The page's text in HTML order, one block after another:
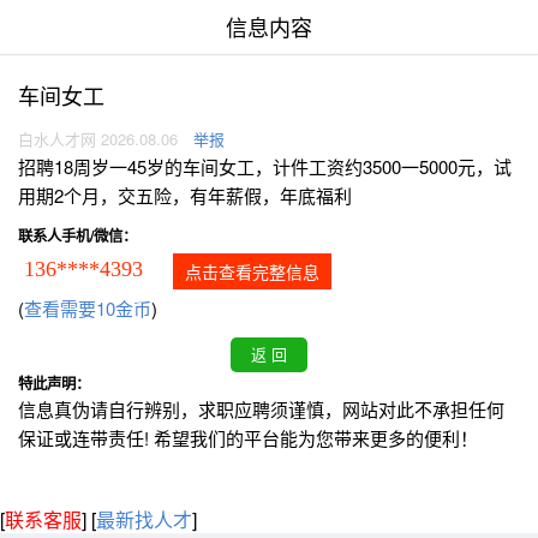
信息内容
车间女工
白水人才网 2026.08.06 举报
招聘18周岁一45岁的车间女工，计件工资约3500一5000元，试
用期2个月，交五险，有年薪假，年底福利
联系人手机/微信：
136****4393 点击查看完整信息
(查看需要10金币)
特此声明：
信息真伪请自行辨别，求职应聘须谨慎，网站对此不承担任何
保证或连带责任! 希望我们的平台能为您带来更多的便利！
[联系客服] [最新找人才]